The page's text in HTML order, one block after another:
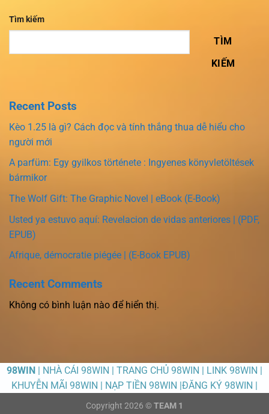
Tìm kiếm
TÌM
KIẾM
Recent Posts
Kèo 1.25 là gì? Cách đọc và tính thắng thua dễ hiểu cho
người mới
A parfüm: Egy gyilkos története : Ingyenes könyvletöltések
bármikor
The Wolf Gift: The Graphic Novel | eBook (E-Book)
Usted ya estuvo aquí: Revelacion de vidas anteriores | (PDF,
EPUB)
Afrique, démocratie piégée | (E-Book EPUB)
Recent Comments
Không có bình luận nào để hiển thị.
98WIN | NHÀ CÁI 98WIN | TRANG CHỦ 98WIN | LINK 98WIN |
KHUYỄN MÃI 98WIN | NẠP TIỀN 98WIN |ĐĂNG KÝ 98WIN |
Copyright 2026 © TEAM 1